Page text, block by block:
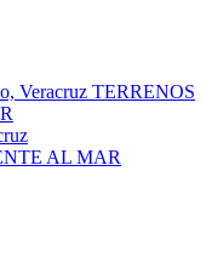
AL MAR